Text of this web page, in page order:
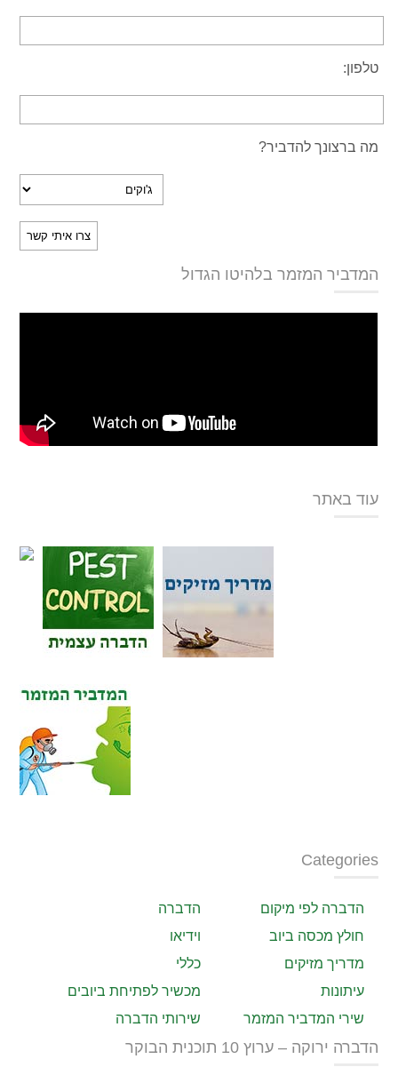
טלפון:
מה ברצונך להדביר?
המדביר המזמר בלהיטו הגדול
עוד באתר
Categories
הדברה
הדברה לפי מיקום
וידיאו
חולץ מכסה ביוב
כללי
מדריך מזיקים
מכשיר לפתיחת ביובים
עיתונות
שירותי הדברה
שירי המדביר המזמר
הדברה ירוקה – ערוץ 10 תוכנית הבוקר